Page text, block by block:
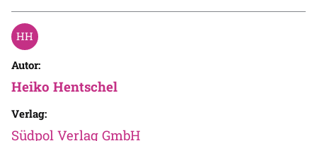
Autor:
Heiko Hentschel
Verlag:
Südpol Verlag GmbH